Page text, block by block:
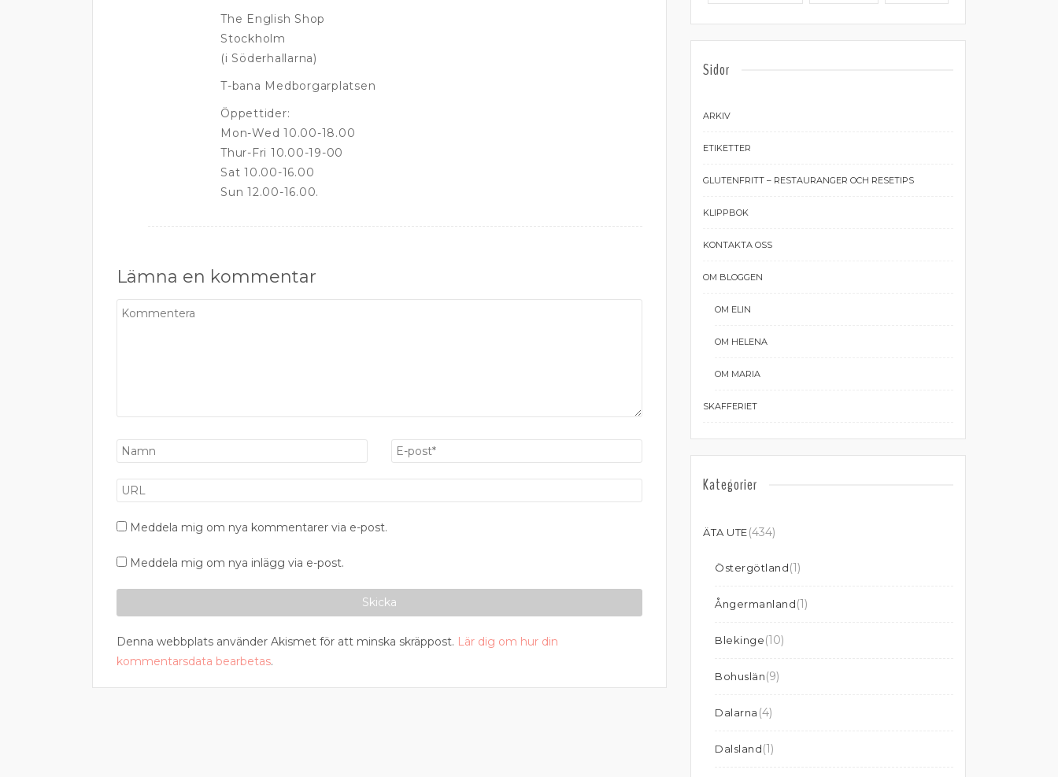
The English Shop
Stockholm
(i Söderhallarna)
T-bana Medborgarplatsen
Öppettider:
Mon-Wed 10.00-18.00
Thur-Fri 10.00-19-00
Sat 10.00-16.00
Sun 12.00-16.00.
Lämna en kommentar
Meddela mig om nya kommentarer via e-post.
Meddela mig om nya inlägg via e-post.
Denna webbplats använder Akismet för att minska skräppost. Lär dig om hur din
kommentarsdata bearbetas.
Sidor
ARKIV
ETIKETTER
GLUTENFRITT – RESTAURANGER OCH RESETIPS
KLIPPBOK
KONTAKTA OSS
OM BLOGGEN
OM ELIN
OM HELENA
OM MARIA
SKAFFERIET
Kategorier
ÄTA UTE(434)
Östergötland(1)
Ångermanland(1)
Blekinge(10)
Bohuslän(9)
Dalarna (4)
Dalsland(1)